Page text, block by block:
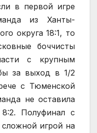
в первой игре
из Ханты-
округа 18:1, то
боччисты
с крупным
за выход в 1/2
с Тюменской
не оставила
Полуфинал с
игрой на